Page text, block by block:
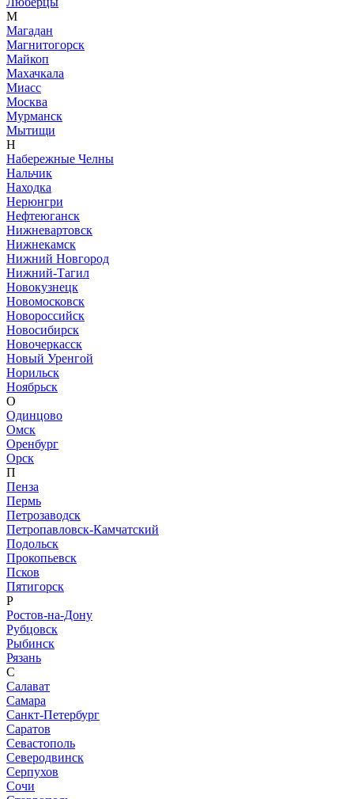
М
Магадан
Магнитогорск
Майкоп
Махачкала
Миасс
Москва
Мурманск
Мытищи
Н
Набережные Челны
Нальчик
Находка
Нерюнгри
Нефтеюганск
Нижневартовск
Нижнекамск
Нижний Новгород
Нижний-Тагил
Новокузнецк
Новомосковск
Новороссийск
Новосибирск
Новочеркасск
Новый Уренгой
Норильск
Ноябрьск
О
Одинцово
Омск
Оренбург
Орск
П
Пенза
Пермь
Петрозаводск
Петропавловск-Камчатский
Подольск
Прокопьевск
Псков
Пятигорск
Р
Ростов-на-Дону
Рубцовск
Рыбинск
Рязань
С
Салават
Самара
Санкт-Петербург
Саратов
Севастополь
Северодвинск
Серпухов
Сочи